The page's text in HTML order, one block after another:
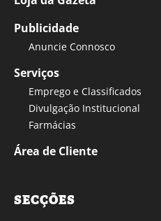
Publicidade
Anuncie Connosco
Serviços
Emprego e Classificados
Divulgação Institucional
Farmácias
Área de Cliente
SECÇÕES